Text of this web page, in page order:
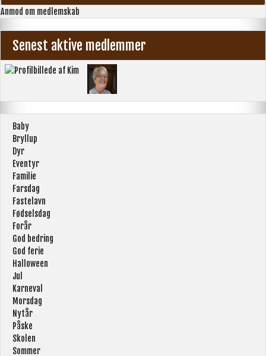
Anmod om medlemskab
Senest aktive medlemmer
Baby
Bryllup
Dyr
Eventyr
Familie
Farsdag
Fastelavn
Fødselsdag
Forår
God bedring
God ferie
Halloween
Jul
Karneval
Morsdag
Nytår
Påske
Skolen
Sommer